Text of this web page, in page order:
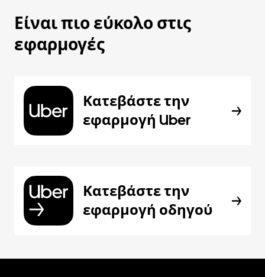
Είναι πιο εύκολο στις
εφαρμογές
Κατεβάστε την
εφαρμογή Uber
Κατεβάστε την
εφαρμογή οδηγού